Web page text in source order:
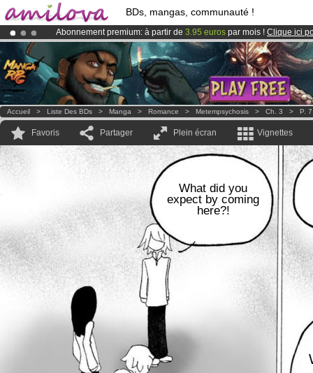
BDs, mangas, communauté !
Abonnement premium: à partir de 3.95 euros par mois ! Clique ici
LeKickstarter Amilova est désormais lancé!.
Déjà 100000membreset 1000BDs & Mangas!
Accueil > Liste Des BDs > Manga > Romance > Metempsychosis > Ch. 3 > P. 7
Favoris Partager Plein écran Vignettes
What did you
expect by coming
here?!